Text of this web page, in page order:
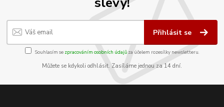
Přihlásit se
Souhlasím se zpracováním osobních údajůza účelem rozesílky newsletteru.
Můžete se kdykoli odhlásit. Zasíláme jednou za 14 dní.